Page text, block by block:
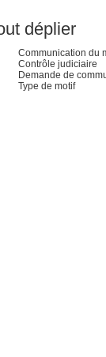
déplier
Communication du
Contrôle judiciaire
Demande de
Type de motif